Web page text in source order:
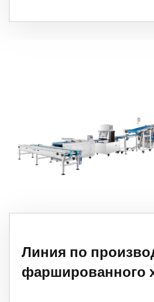
Линия по
фаршированного